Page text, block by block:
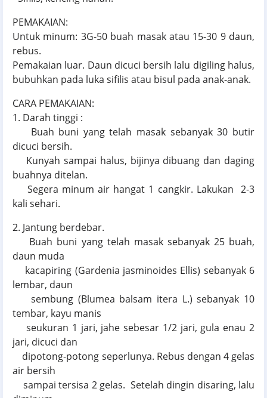
PEMAKAIAN:
Untuk minum: 3G-50 buah masak atau 15-30 9 daun,
rebus.
Pemakaian luar. Daun dicuci bersih lalu digiling halus,
bubuhkan pada luka sifilis atau bisul pada anak-anak.
CARA PEMAKAIAN:
1. Darah tinggi :
Buah buni yang telah masak sebanyak 30 butir
dicuci bersih.
Kunyah sampai halus, bijinya dibuang dan daging
buahnya ditelan.
Segera minum air hangat 1 cangkir. Lakukan 2-3
kali sehari.
2. Jantung berdebar.
Buah buni yang telah masak sebanyak 25 buah,
daun muda
kacapiring (Gardenia jasminoides Ellis) sebanyak 6
lembar, daun
sembung (Blumea balsam itera L.) sebanyak 10
tembar, kayu manis
seukuran 1 jari, jahe sebesar 1/2 jari, gula enau 2
jari, dicuci dan
dipotong-potong seperlunya. Rebus dengan 4 gelas
air bersih
sampai tersisa 2 gelas. Setelah dingin disaring, lalu